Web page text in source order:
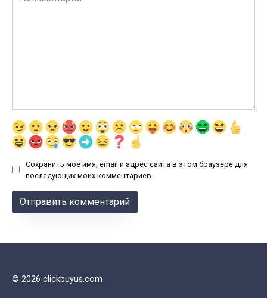
Сохранить моё имя, email и адрес сайта в этом браузере для
последующих моих комментариев.
© 2026 clickbuyus.com